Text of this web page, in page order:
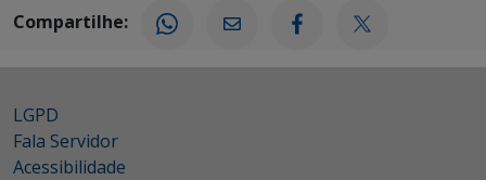
Compartilhe:
LGPD
Fala Servidor
Acessibilidade